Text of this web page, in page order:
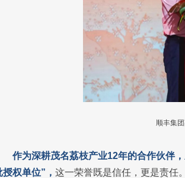
顺丰集
作为深耕茂名荔枝产业12年的合作伙伴
授权单位”， 这一荣誉既是信任，更是责任